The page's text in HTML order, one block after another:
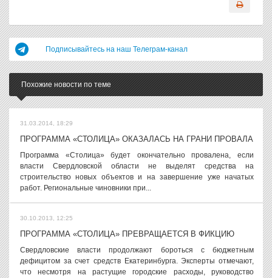
Подписывайтесь на наш Телеграм-канал
Похожие новости по теме
31.03.2014, 18:29
ПРОГРАММА «СТОЛИЦА» ОКАЗАЛАСЬ НА ГРАНИ ПРОВАЛА
Программа «Столица» будет окончательно провалена, если
власти Свердловской области не выделят средства на
строительство новых объектов и на завершение уже начатых
работ. Региональные чиновники при...
30.10.2013, 12:25
ПРОГРАММА «СТОЛИЦА» ПРЕВРАЩАЕТСЯ В ФИКЦИЮ
Свердловские власти продолжают бороться с бюджетным
дефицитом за счет средств Екатеринбурга. Эксперты отмечают,
что несмотря на растущие городские расходы, руководство